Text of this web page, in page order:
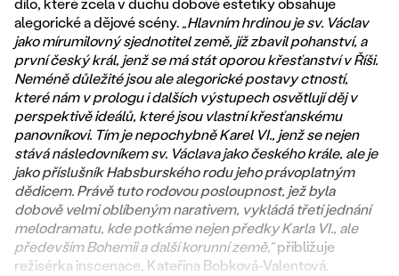
alegorické a dějové scény.„Hlavním hrdinou je sv. Václav
jako mírumilovný sjednotitel země, jíž zbavil pohanství, a
první český král, jenž se má stát oporou křesťanství v Říši.
Neméně důležité jsou ale alegorické postavy ctností,
které nám v prologu i dalších výstupech osvětlují děj v
perspektivě ideálů, které jsou vlastní křesťanskému
panovníkovi. Tím je nepochybně Karel VI., jenž se nejen
stává následovníkem sv. Václava jako českého krále, ale je
jako příslušník Habsburského rodu jeho právoplatným
dědicem. Právě tuto rodovou posloupnost, jež byla
dobově velmi oblíbeným narativem, vykládá třetí jednání
melodramatu, kde potkáme nejen předky Karla VI., ale
především Bohemii a další korunní země,“přibližuje
režisérka inscenace, Kateřina Bobková-Valentová.